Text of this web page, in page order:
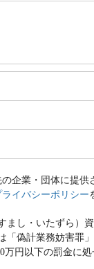
企業・団体に提
ライバシーポリシー
まし・いたずら）
「偽計業務妨害罪
万円以下の罰金に処